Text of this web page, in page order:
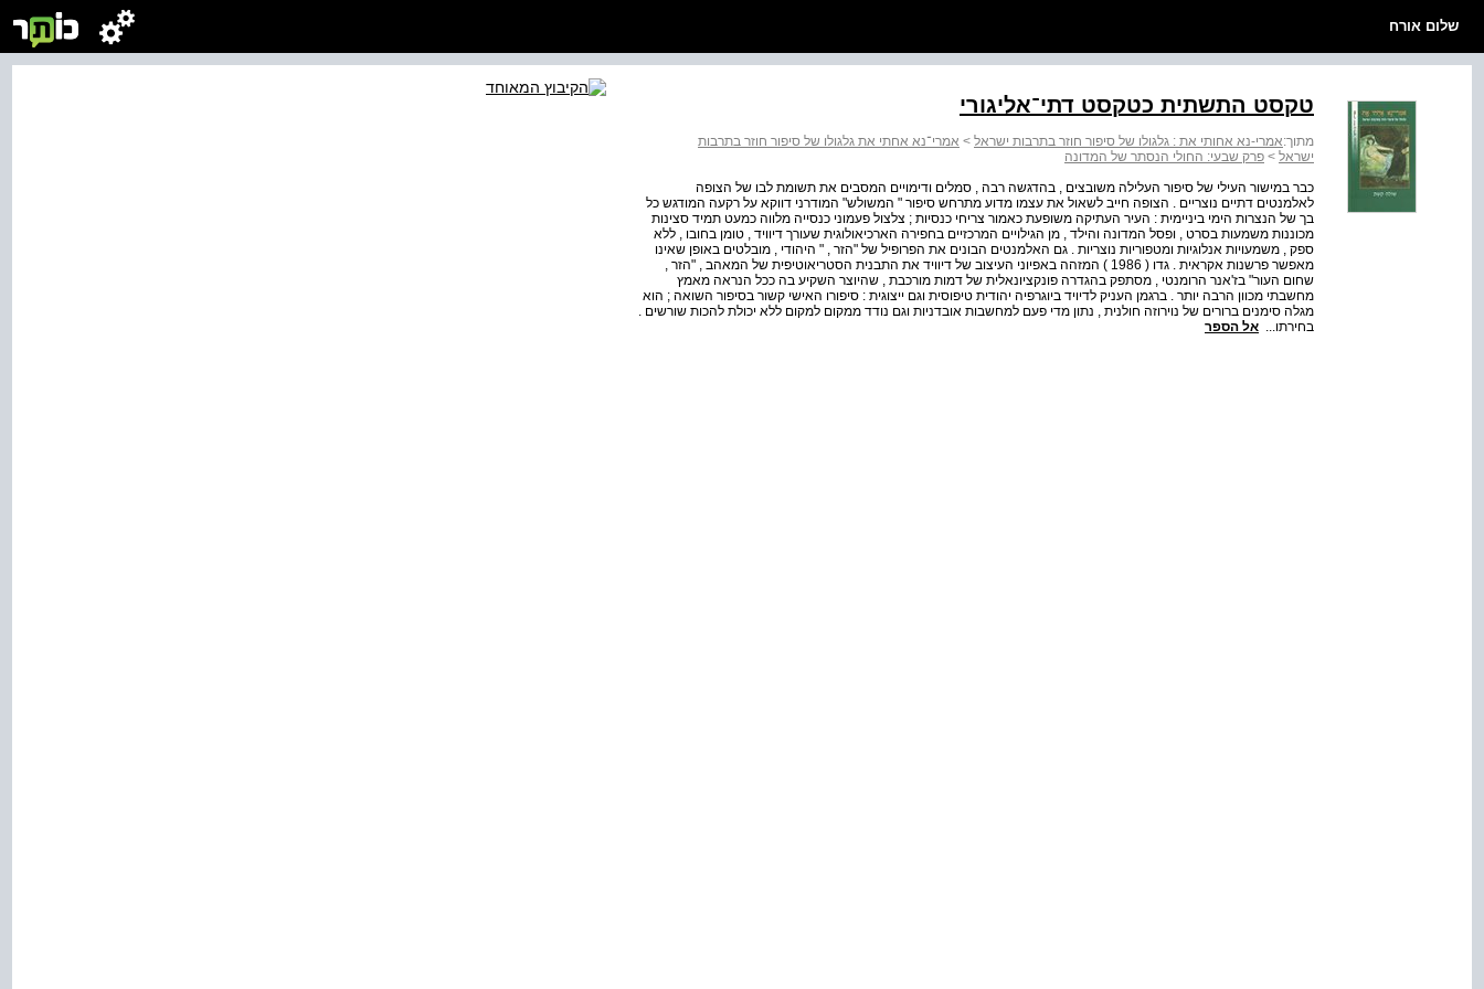
שלום אורח
טקסט התשתית כטקסט דתי־אליגורי
מתוך:אמרי-נא אחותי את : גלגולו של סיפור חוזר בתרבות ישראל > אמרי־נא אחתי את גלגולו של סיפור חוזר בתרבות
ישראל > פרק שבעי: החולי הנסתר של המדונה
כבר במישור העילי של סיפור העלילה משובצים , בהדגשה רבה , סמלים ודימויים המסבים את תשומת לבו של הצופה
לאלמנטים דתיים נוצריים . הצופה חייב לשאול את עצמו מדוע מתרחש סיפור " המשולש" המודרני דווקא על רקעה המודגש כל
בך של הנצרות הימי ביניימית : העיר העתיקה משופעת כאמור צריחי כנסיות ; צלצול פעמוני כנסייה מלווה כמעט תמיד סצינות
מכוננות משמעות בסרט , ופסל המדונה והילד , מן הגילויים המרכזיים בחפירה הארכיאולוגית שעורך דיוויד , טומן בחובו , ללא
ספק , משמעויות אנלוגיות ומטפוריות נוצריות . גם האלמנטים הבונים את הפרופיל של "הזר , " היהודי , מובלטים באופן שאינו
מאפשר פרשנות אקראית . גדו ( 1986 ) המזהה באפיוני העיצוב של דיוויד את התבנית הסטריאוטיפית של המאהב , "הזר ,
שחום העור" בז'אנר הרומנטי , מסתפק בהגדרה פונקציונאלית של דמות מורכבת , שהיוצר השקיע בה ככל הנראה מאמץ
מחשבתי מכוון הרבה יותר . ברגמן העניק לדיויד ביוגרפיה יהודית טיפוסית וגם ייצוגית : סיפורו האישי קשור בסיפור השואה ; הוא
מגלה סימנים ברורים של נוירוזה חולנית , נתון מדי פעם למחשבות אובדניות וגם נודד ממקום למקום ללא יכולת להכות שורשים .
בחירתו... אל הספר